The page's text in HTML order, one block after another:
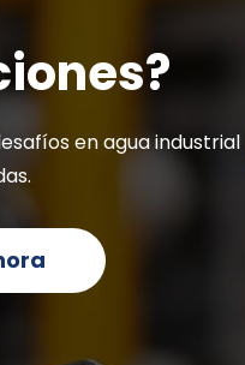
en agua industrial